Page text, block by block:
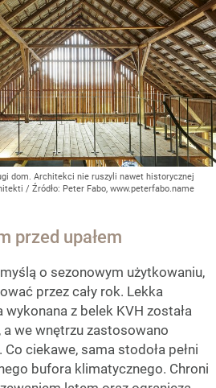
dom. Architekci nie ruszyli nawet historycznej
/ Źródło: Peter Fabo, www.peterfabo.name
przed upałem
o sezonowym użytkowaniu,
przez cały rok. Lekka
z belek KVH została
we wnętrzu zastosowano
ciekawe, sama stodoła pełni
bufora klimatycznego. Chroni